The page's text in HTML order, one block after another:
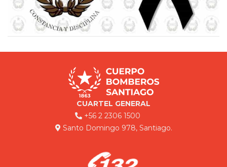
CUARTEL GENERAL
+56 2 2306 1500
Santo Domingo 978, Santiago.